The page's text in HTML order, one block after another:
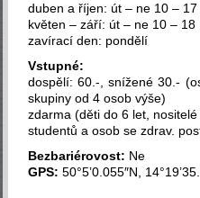
duben a říjen: út – ne 10 – 17
květen – září: út – ne 10 – 18
zavírací den: pondělí
Vstupné:
dospělí: 60.-, snížené 30.-
skupiny od 4 osob výše)
zdarma (děti do 6 let,
studentů a osob se zdrav.
Bezbariérovost: Ne
GPS: 50°5’0.055″N,